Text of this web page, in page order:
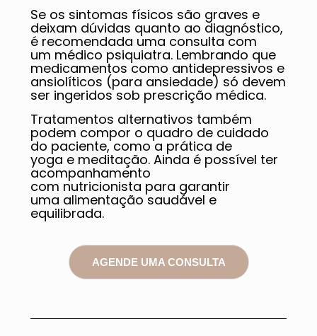
Se os sintomas físicos são graves e
deixam dúvidas quanto ao diagnóstico,
é recomendada uma consulta com
um médico psiquiatra. Lembrando que
medicamentos como antidepressivos e
ansiolíticos (para ansiedade) só devem
ser ingeridos sob prescrição médica.
Tratamentos alternativos também
podem compor o quadro de cuidado
do paciente, como a prática de
yoga e meditação. Ainda é possível ter
acompanhamento
com nutricionista para garantir
uma alimentação saudável e
equilibrada.
AGENDE UMA CONSULTA